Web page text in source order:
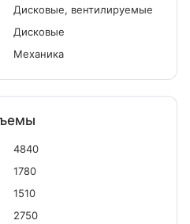
Дисковые, вентилируемые
Дисковые
Механика
4840
1780
1510
2750